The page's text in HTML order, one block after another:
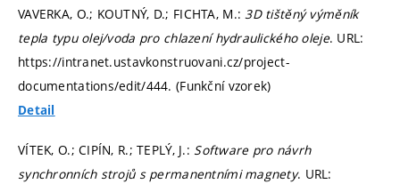
VAVERKA, O.; KOUTNÝ, D.; FICHTA, M.: 3D tištěný výměník
tepla typu olej/voda pro chlazení hydraulického oleje. URL:
https://intranet.ustavkonstruovani.cz/project-
documentations/edit/444. (Funkční vzorek)
Detail
VÍTEK, O.; CIPÍN, R.; TEPLÝ, J.: Software pro návrh
synchronních strojů s permanentními magnety. URL: